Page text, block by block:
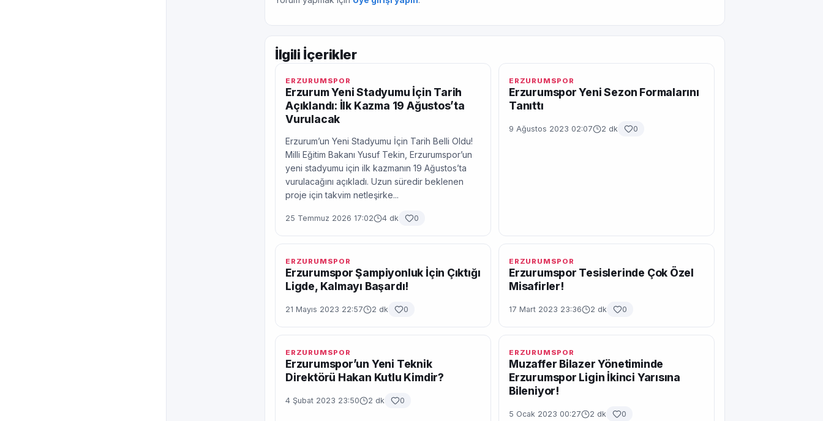
İlgili İçerikler
ERZURUMSPOR
Erzurum Yeni Stadyumu İçin Tarih
Açıklandı: İlk Kazma 19 Ağustos’ta
Vurulacak
Erzurum’un Yeni Stadyumu İçin Tarih Belli Oldu!
Milli Eğitim Bakanı Yusuf Tekin, Erzurumspor’un
yeni stadyumu için ilk kazmanın 19 Ağustos’ta
vurulacağını açıkladı. Uzun süredir beklenen
proje için takvim netleşirke...
25 Temmuz 2026 17:02 4 dk 0
ERZURUMSPOR
Erzurumspor Yeni Sezon Formalarını
Tanıttı
9 Ağustos 2023 02:07 2 dk 0
ERZURUMSPOR
Erzurumspor Şampiyonluk İçin Çıktığı
Ligde, Kalmayı Başardı!
21 Mayıs 2023 22:57 2 dk 0
ERZURUMSPOR
Erzurumspor Tesislerinde Çok Özel
Misafirler!
17 Mart 2023 23:36 2 dk 0
ERZURUMSPOR
Erzurumspor’un Yeni Teknik
Direktörü Hakan Kutlu Kimdir?
4 Şubat 2023 23:50 2 dk 0
ERZURUMSPOR
Muzaffer Bilazer Yönetiminde
Erzurumspor Ligin İkinci Yarısına
Bileniyor!
5 Ocak 2023 00:27 2 dk 0